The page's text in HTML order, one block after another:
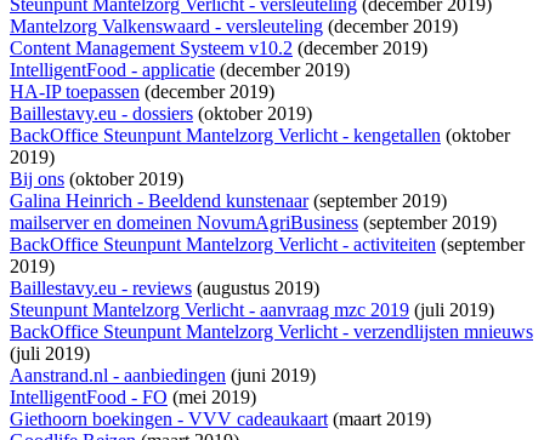
Steunpunt Mantelzorg Verlicht - versleuteling (december 2019)
Mantelzorg Valkenswaard - versleuteling (december 2019)
Content Management Systeem v10.2 (december 2019)
IntelligentFood - applicatie (december 2019)
HA-IP toepassen (december 2019)
Baillestavy.eu - dossiers (oktober 2019)
BackOffice Steunpunt Mantelzorg Verlicht - kengetallen (oktober
2019)
Bij ons (oktober 2019)
Galina Heinrich - Beeldend kunstenaar(september 2019)
mailserver en domeinen NovumAgriBusiness (september 2019)
BackOffice Steunpunt Mantelzorg Verlicht - activiteiten (september
2019)
Baillestavy.eu - reviews (augustus 2019)
Steunpunt Mantelzorg Verlicht - aanvraag mzc 2019 (juli 2019)
BackOffice Steunpunt Mantelzorg Verlicht - verzendlijsten mnieuws
(juli 2019)
Aanstrand.nl - aanbiedingen (juni 2019)
IntelligentFood - FO (mei 2019)
Giethoorn boekingen - VVV cadeaukaart(maart 2019)